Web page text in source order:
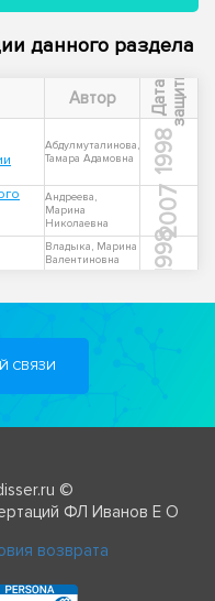
данного раздела
Автор Д
а
т
а
з
а
щ
и
т ы
Абдулмуталинова,
Тамара Адамовна
1998
Андреева,
Марина
Николаевна
2007
Владыка, Марина
Валентиновна
1998
СВЯЗИ
©
ФЛ Иванов Е О
возврата